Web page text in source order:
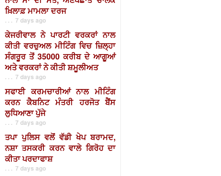
ਖ਼ਿਲਾਫ਼ ਮਾਮਲਾ ਦਰਜ
. . . 7 days ago
ਕੇਜਰੀਵਾਲ ਨੇ ਪਾਰਟੀ ਵਰਕਰਾਂ ਨਾਲ
ਕੀਤੀ ਵਰਚੁਅਲ ਮੀਟਿੰਗ ਵਿਚ ਜ਼ਿਲ੍ਹਾ
ਸੰਗਰੂਰ ਤੋਂ 35000 ਕਰੀਬ ਦੇ ਆਗੂਆਂ
ਅਤੇ ਵਰਕਰਾਂ ਨੇ ਕੀਤੀ ਸ਼ਮੂਲੀਅਤ
. . . 7 days ago
ਸਫਾਈ ਕਰਮਚਾਰੀਆਂ ਨਾਲ ਮੀਟਿੰਗ
ਕਰਨ ਕੈਬਨਿਟ ਮੰਤਰੀ ਹਰਜੋਤ ਬੈਂਸ
ਲੁਧਿਆਣਾ ਪੁੱਜੇ
. . . 7 days ago
ਤਪਾ ਪੁਲਿਸ ਵਲੋਂ ਵੱਡੀ ਖੇਪ ਬਰਾਮਦ,
ਨਸ਼ਾ ਤਸਕਰੀ ਕਰਨ ਵਾਲੇ ਗਿਰੋਹ ਦਾ
ਕੀਤਾ ਪਰਦਾਫਾਸ਼
. . . 7 days ago